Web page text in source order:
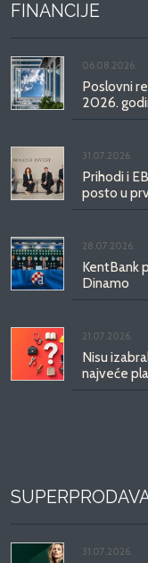
FINANCIJE
06.08.2026.
Poslovni
2026.
31.07.2026.
Prihodi i
posto u
28.07.2026.
KentBank
Dinamo
21.07.2026.
Nisu
najveće
31.07.2026.